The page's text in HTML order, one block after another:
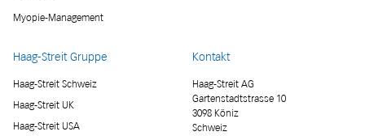
Myopie-Management
Haag-Streit Gruppe
Haag-Streit Schweiz
Haag-Streit UK
Haag-Streit USA
Kontakt
Haag-Streit AG
Gartenstadtstrasse 10
3098 Köniz
Schweiz